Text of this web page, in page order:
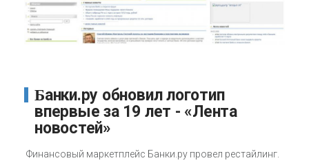
Банки.ру обновил логотип
впервые за 19 лет - «Лента
новостей»
Финансовый маркетплейс Банки.ру провел рестайлинг.